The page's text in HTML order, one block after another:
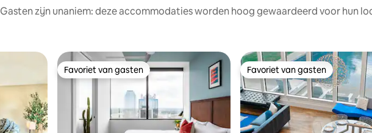
Gasten zijn unaniem: deze accommodaties worden hoog gewaardeerd voor hun
Favoriet van gasten
Favoriet van gasten Favoriet van gasten
Favoriet van gasten